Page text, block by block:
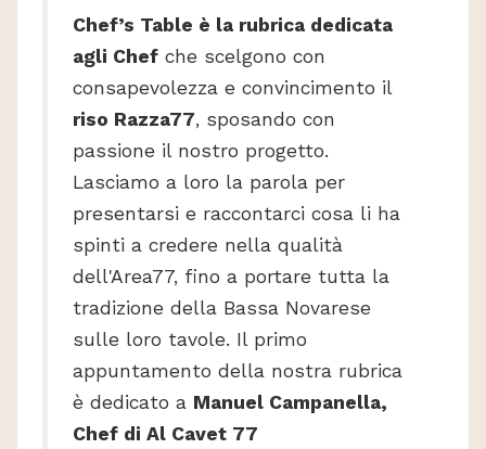
Chef’s Table è la rubrica dedicata
agli Chef che scelgono con
consapevolezza e convincimento il
riso Razza77, sposando con
passione il nostro progetto.
Lasciamo a loro la parola per
presentarsi e raccontarci cosa li ha
spinti a credere nella qualità
dell'Area77, fino a portare tutta la
tradizione della Bassa Novarese
sulle loro tavole. Il primo
appuntamento della nostra rubrica
è dedicato a Manuel Campanella,
Chef di Al Cavet 77